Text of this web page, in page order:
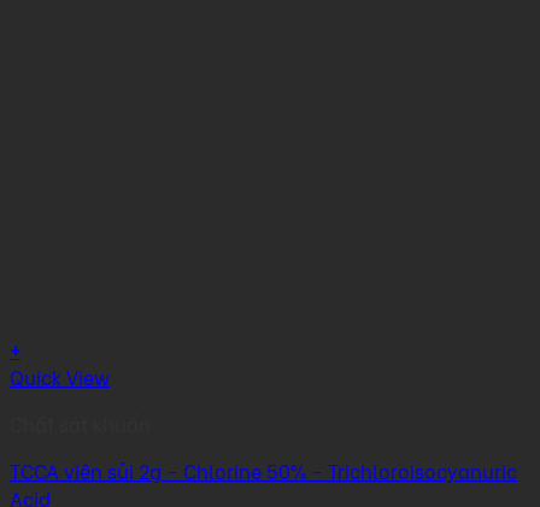
+
Quick View
TCCA viên sủi 2g – Chlorine 50% – Trichloroisocyanuric
Acid